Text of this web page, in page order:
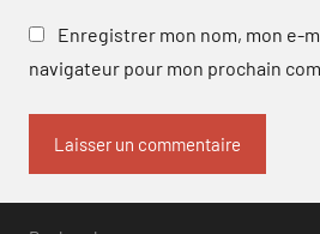
Enregistrer mon nom, mon e-
navigateur pour mon prochain